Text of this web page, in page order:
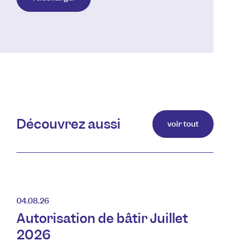
Découvrez aussi voir tout
04.08.26
Autorisation de bâtir Juillet
2026